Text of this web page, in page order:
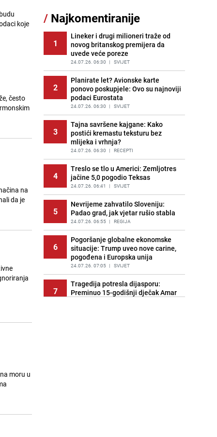
koje
često
na
da je
moru u
jednostavan desert bez imalo muke
12
Pojavili su vam se mravi u kući? Bez
brige, ovo su najbolji načini da ih se
riješite
PRIJE 2 DANA | ŽIVOT I STIL
13
Kako izgleda travnjak stadiona
Koševo nakon tri koncerta Dine
Merlina
PRIJE 2 DANA | FOTO
14
Tajna savršenog makedonskog
ajvara: Stari recept za kremast i
bogat okus
PRIJE 1 DAN | RECEPTI
15
Ogromna potrošnja vode u dijelu
BiH: Inspektori krenuli u kontrole,
slijede kazne
PRIJE 2 DANA | BOSNA I HERCEGOVINA
/ Najkomentiranije
1
Lineker i drugi milioneri traže od
novog britanskog premijera da
uvede veće poreze
24.07.26. 06:30 | SVIJET
2
Planirate let? Avionske karte
ponovo poskupjele: Ovo su najnoviji
podaci Eurostata
24.07.26. 06:30 | SVIJET
3
Tajna savršene kajgane: Kako
postići kremastu teksturu bez
mlijeka i vrhnja?
24.07.26. 06:30 | RECEPTI
4
Treslo se tlo u Americi: Zemljotres
jačine 5,0 pogodio Teksas
24.07.26. 06:41 | SVIJET
5
Nevrijeme zahvatilo Sloveniju:
Padao grad, jak vjetar rušio stabla
24.07.26. 06:55 | REGIJA
6
Pogoršanje globalne ekonomske
situacije: Trump uveo nove carine,
pogođena i Europska unija
24.07.26. 07:05 | SVIJET
7
Tragedija potresla dijasporu:
Preminuo 15-godišnji dječak Amar